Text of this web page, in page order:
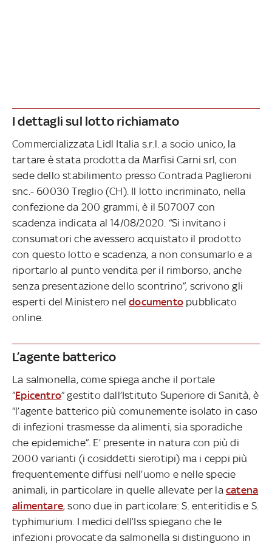
I dettagli sul lotto richiamato
Commercializzata Lidl Italia s.r.l. a socio unico, la
tartare è stata prodotta da Marfisi Carni srl, con
sede dello stabilimento presso Contrada Paglieroni
snc.- 60030 Treglio (CH). Il lotto incriminato, nella
confezione da 200 grammi, è il 507007 con
scadenza indicata al 14/08/2020. “Si invitano i
consumatori che avessero acquistato il prodotto
con questo lotto e scadenza, a non consumarlo e a
riportarlo al punto vendita per il rimborso, anche
senza presentazione dello scontrino”, scrivono gli
esperti del Ministero neldocumento pubblicato
online.
L’agente batterico
La salmonella, come spiega anche il portale
“Epicentro” gestito dall’Istituto Superiore di Sanità, è
“l’agente batterico più comunemente isolato in caso
di infezioni trasmesse da alimenti, sia sporadiche
che epidemiche”. E’ presente in natura con più di
2000 varianti (i cosiddetti sierotipi) ma i ceppi più
frequentemente diffusi nell’uomo e nelle specie
animali, in particolare in quelle allevate per lacatena
alimentare, sono due in particolare: S. enteritidis e S.
typhimurium. I medici dell’Iss spiegano che le
infezioni provocate da salmonella si distinguono in